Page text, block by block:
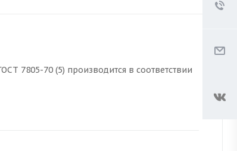
7805-70 (5) производится в соответствии